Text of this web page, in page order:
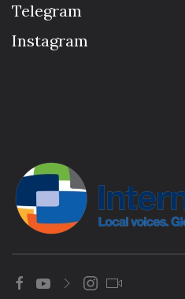
Telegram
Instagram